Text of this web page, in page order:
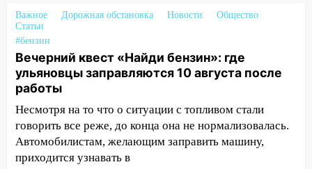
погиб один человек
11:05
ранения после атаки беспилотников на
Нижнекамск
10:51 В Ульяновской области
перехвачены четыре беспилотника
10:15 Соцсети: мотоциклист врезался в
«Калину» в Новом городе
Важное Дорожная обстановка Новости
Общество
Статьи
#бензин
Вечерний квест «Найди бензин»: где
ульяновцы заправляются 10 августа после
работы
Несмотря на то что о ситуации с топливом стали
говорить все реже, до конца она не нормализовалась.
Автомобилистам, желающим заправить машину,
приходится узнавать в